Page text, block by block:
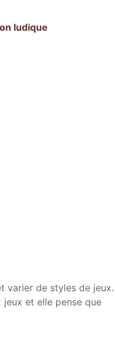
ludique
varier de styles de jeux.
et elle pense que